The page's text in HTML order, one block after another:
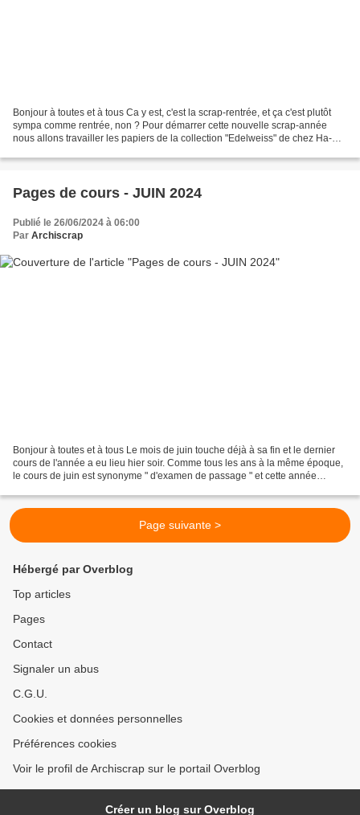
Bonjour à toutes et à tous Ca y est, c'est la scrap-rentrée, et ça c'est plutôt
sympa comme rentrée, non ? Pour démarrer cette nouvelle scrap-année
nous allons travailler les papiers de la collection "Edelweiss" de chez Ha-Pi
Pages de cours - JUIN 2024
Publié le 26/06/2024 à 06:00
Par Archiscrap
Bonjour à toutes et à tous Le mois de juin touche déjà à sa fin et le dernier
cours de l'année a eu lieu hier soir. Comme tous les ans à la même époque,
le cours de juin est synonyme " d'examen de passage " et cette année
Page suivante >
Hébergé par Overblog
Top articles
Pages
Contact
Signaler un abus
C.G.U.
Cookies et données personnelles
Préférences cookies
Voir le profil de Archiscrap sur le portail Overblog
Créer un blog sur Overblog